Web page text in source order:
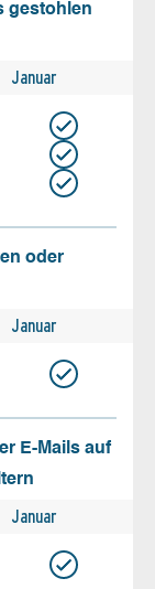
gestohlen
Januar
oder
Januar
E-Mails auf
Januar